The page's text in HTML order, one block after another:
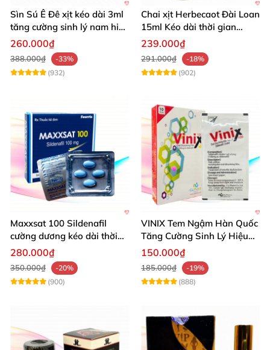
Sìn Sú Ê Đê xịt kéo dài 3ml
tăng cường sinh lý nam hiệu
quả
260.000₫
388.000₫
-33%
(932)
Chai xịt Herbecaot Đài Loan
15ml Kéo dài thời gian
Tăng khoái cảm
239.000₫
291.000₫
-18%
(902)
Maxxsat 100 Sildenafil
cường dương kéo dài thời
gian dùng hiệu quả nhanh
280.000₫
350.000₫
-20%
(900)
VINIX Tem Ngậm Hàn Quốc
Tăng Cường Sinh Lý Hiệu
Quả
150.000₫
185.000₫
-19%
(888)